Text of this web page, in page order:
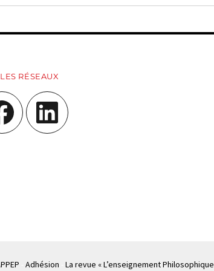
RÉSEAUX
LinkedIn
Adhésion La revue « L’enseignement